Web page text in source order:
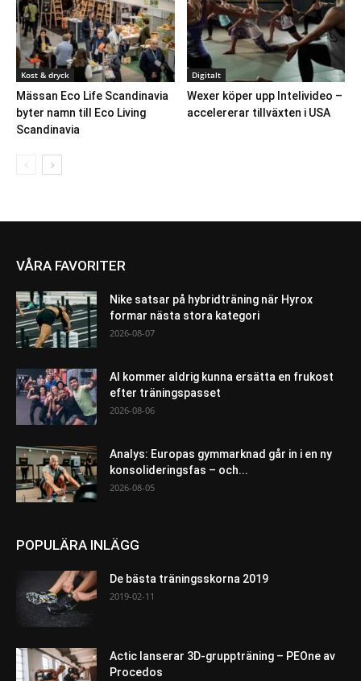
Kost & dryck
Mässan Eco Life Scandinavia
byter namn till Eco Living
Scandinavia
Digitalt
Wexer köper upp Intelivideo –
accelererar tillväxten i USA
VÅRA FAVORITER
Nike satsar på hybridträning när Hyrox
formar nästa stora kategori
2026-08-07
AI kommer aldrig kunna ersätta en frukost
efter träningspasset
2026-08-06
Analys: Europas gymmarknad går in i en ny
konsolideringsfas – och...
2026-08-05
POPULÄRA INLÄGG
De bästa träningsskorna 2019
2019-02-11
Actic lanserar 3D-gruppträning – PEOne av
Procedos